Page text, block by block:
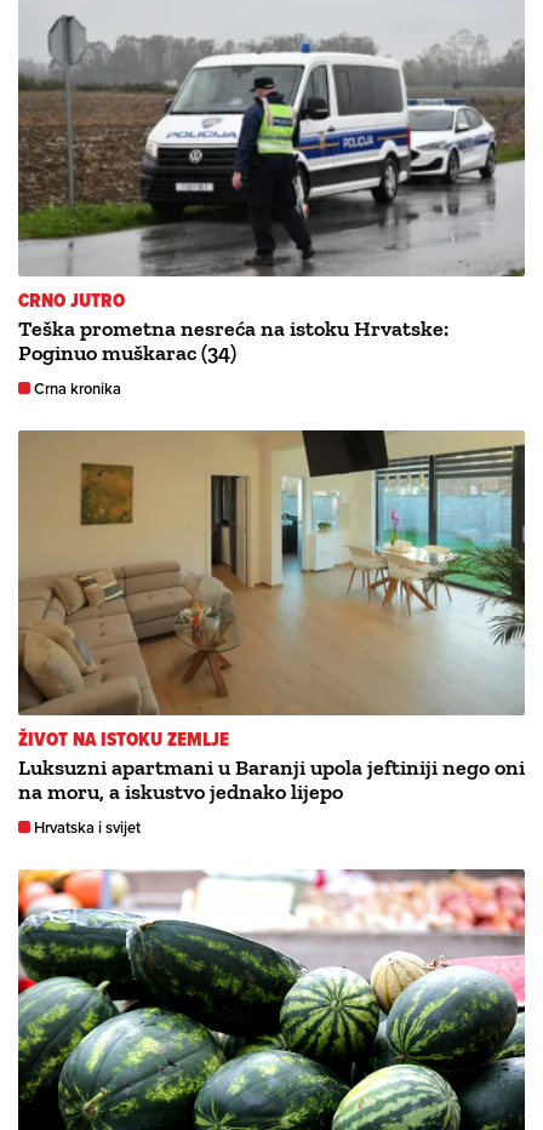
CRNO JUTRO
Teška prometna nesreća na istoku Hrvatske:
Poginuo muškarac (34)
Crna kronika
ŽIVOT NA ISTOKU ZEMLJE
Luksuzni apartmani u Baranji upola jeftiniji nego oni
na moru, a iskustvo jednako lijepo
Hrvatska i svijet